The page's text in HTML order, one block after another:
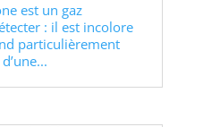
est un gaz
: il est incolore
particulièrement